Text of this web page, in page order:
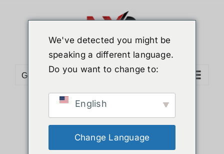
Go to...
Sort byPrice
Show24 Products
We've detected you might be
speaking a different language.
Do you want to change to:
English
Change Language